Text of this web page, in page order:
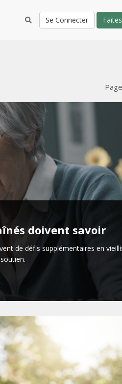
Se Connecter
doivent savoir
de défis supplémentaires en